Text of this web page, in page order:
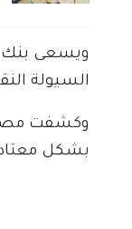
ويسعى بنك
السيولة
بشكل معتاد